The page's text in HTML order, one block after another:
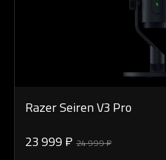
Razer Seiren V3 Pro
23 999 ₽ 24 999 ₽